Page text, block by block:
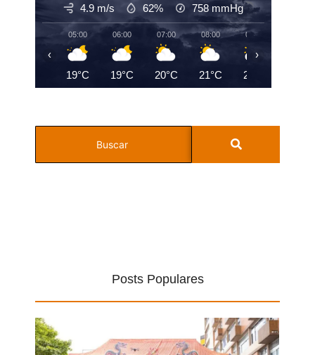
4.9 m/s 62% 758 mmHg
05:00
19°C
06:00
19°C
07:00
20°C
08:00
21°C
09:00
23°C
‹ ›
Posts Populares